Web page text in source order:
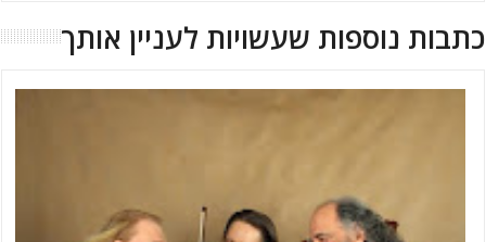
כתבות נוספות שעשויות לעניין אותך